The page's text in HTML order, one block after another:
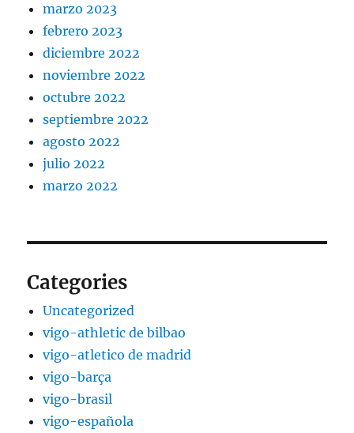
marzo 2023
febrero 2023
diciembre 2022
noviembre 2022
octubre 2022
septiembre 2022
agosto 2022
julio 2022
marzo 2022
Categories
Uncategorized
vigo-athletic de bilbao
vigo-atletico de madrid
vigo-barça
vigo-brasil
vigo-española